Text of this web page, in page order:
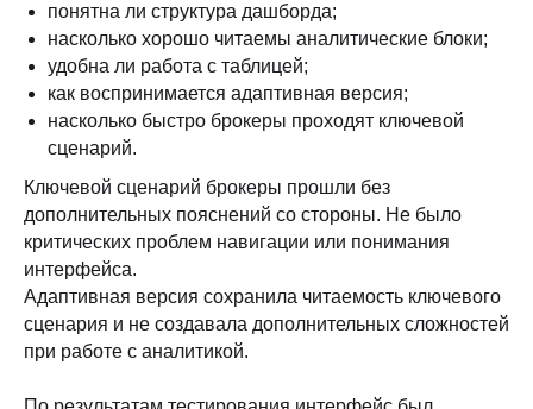
понятна ли структура дашборда;
насколько хорошо читаемы аналитические блоки;
удобна ли работа с таблицей;
как воспринимается адаптивная версия;
насколько быстро брокеры проходят ключевой
сценарий.
Ключевой сценарий брокеры прошли без
дополнительных пояснений со стороны. Не было
критических проблем навигации или понимания
интерфейса.
Адаптивная версия сохранила читаемость ключевого
сценария и не создавала дополнительных сложностей
при работе с аналитикой.